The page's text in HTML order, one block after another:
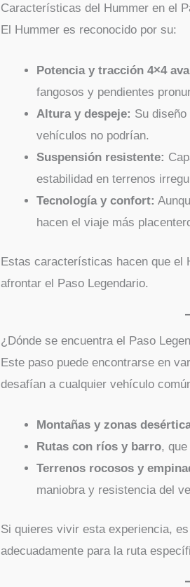
Características del Hummer en el
El Hummer es reconocido por su:
Potencia y tracción 4×4
fangosos y pendientes
Altura y despeje: Su
vehículos no podrían.
Suspensión resistente:
estabilidad en terrenos
Tecnología y confort:
hacen el viaje más
Estas características hacen que el
afrontar el Paso Legendario.
¿Dónde se encuentra el Paso
Este paso puede encontrarse en
desafían a cualquier vehículo
Montañas y zonas
Rutas con ríos y barro,
Terrenos rocosos y
maniobra y resistencia del
Si quieres vivir esta experiencia,
adecuadamente para la ruta